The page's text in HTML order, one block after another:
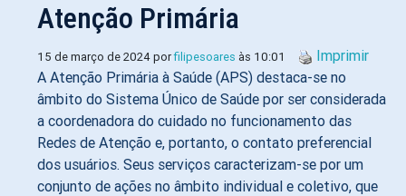
Atenção Primária
15 de março de 2024 porfilipesoares às 10:01
Imprimir
A Atenção Primária à Saúde (APS) destaca-se no
âmbito do Sistema Único de Saúde por ser considerada
a coordenadora do cuidado no funcionamento das
Redes de Atenção e, portanto, o contato preferencial
dos usuários. Seus serviços caracterizam-se por um
conjunto de ações no âmbito individual e coletivo, que